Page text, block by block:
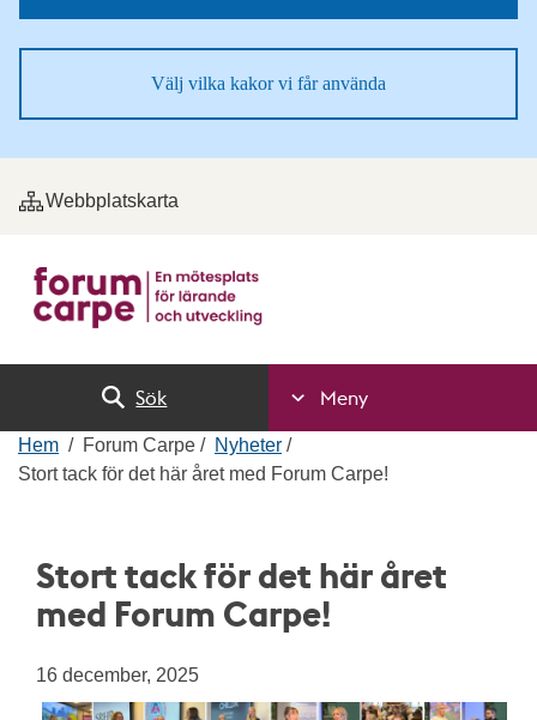
Välj vilka kakor vi får använda
Webbplatskarta
Sök Meny
Hem Forum Carpe
Nyheter
Stort tack för det här året med Forum Carpe!
Stort tack för det här året
med Forum Carpe!
16 december, 2025